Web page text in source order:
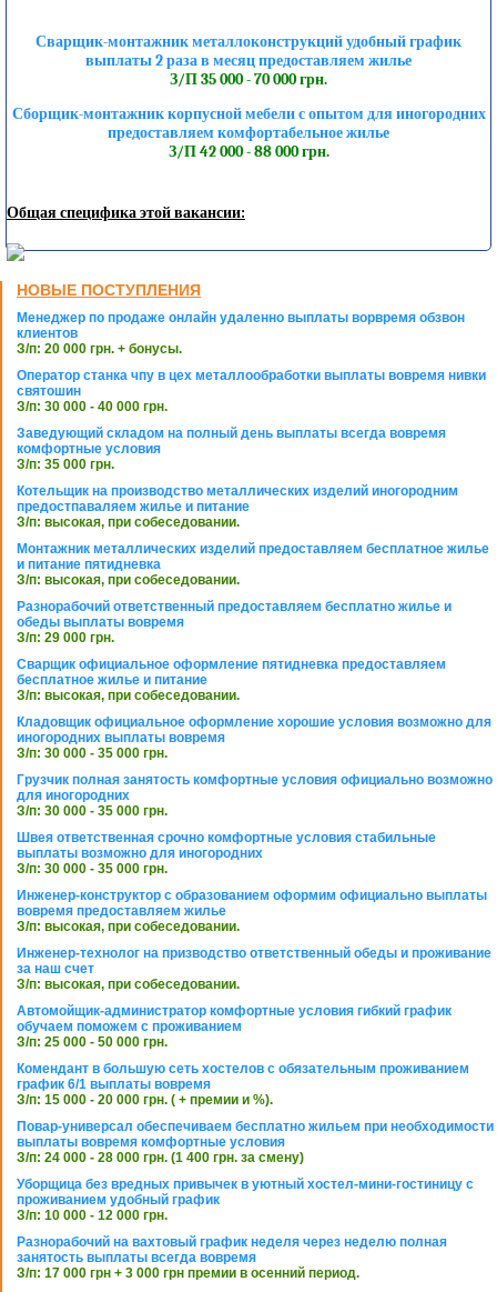
Сварщик-монтажник металлоконструкций удобный график
выплаты 2 раза в месяц предоставляем жилье
З/П 35 000 - 70 000 грн.
Сборщик-монтажник корпусной мебели с опытом для иногородних
предоставляем комфортабельное жилье
З/П 42 000 - 88 000 грн.
Общая специфика этой вакансии:
НОВЫЕ ПОСТУПЛЕНИЯ
Менеджер по продаже онлайн удаленно выплаты ворвремя обзвон
клиентов
З/п: 20 000 грн. + бонусы.
Оператор станка чпу в цех металлообработки выплаты вовремя нивки
святошин
З/п: 30 000 - 40 000 грн.
Заведующий складом на полный день выплаты всегда вовремя
комфортные условия
З/п: 35 000 грн.
Котельщик на производство металлических изделий иногородним
предостпаваляем жилье и питание
З/п: высокая, при собеседовании.
Монтажник металлических изделий предоставляем бесплатное жилье
и питание пятидневка
З/п: высокая, при собеседовании.
Разнорабочий ответственный предоставляем бесплатно жилье и
обеды выплаты вовремя
З/п: 29 000 грн.
Сварщик официальное оформление пятидневка предоставляем
бесплатное жилье и питание
З/п: высокая, при собеседовании.
Кладовщик официальное оформление хорошие условия возможно для
иногородних выплаты вовремя
З/п: 30 000 - 35 000 грн.
Грузчик полная занятость комфортные условия официально возможно
для иногородних
З/п: 30 000 - 35 000 грн.
Швея ответственная срочно комфортные условия стабильные
выплаты возможно для иногородних
З/п: 30 000 - 35 000 грн.
Инженер-конструктор с образованием оформим официально выплаты
вовремя предоставляем жилье
З/п: высокая, при собеседовании.
Инженер-технолог на призводство ответственный обеды и проживание
за наш счет
З/п: высокая, при собеседовании.
Автомойщик-администратор комфортные условия гибкий график
обучаем поможем с проживанием
З/п: 25 000 - 50 000 грн.
Комендант в большую сеть хостелов с обязательным проживанием
график 6/1 выплаты вовремя
З/п: 15 000 - 20 000 грн. ( + премии и %).
Повар-универсал обеспечиваем бесплатно жильем при необходимости
выплаты вовремя комфортные условия
З/п: 24 000 - 28 000 грн. (1 400 грн. за смену)
Уборщица без вредных привычек в уютный хостел-мини-гостиницу с
проживанием удобный график
З/п: 10 000 - 12 000 грн.
Разнорабочий на вахтовый график неделя через неделю полная
занятость выплаты всегда вовремя
З/п: 17 000 грн + 3 000 грн премии в осенний период.